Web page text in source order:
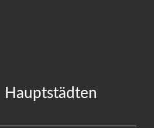
Hauptstädten